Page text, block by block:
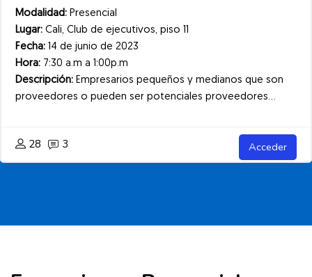
Modalidad: Presencial
Lugar: Cali, Club de ejecutivos, piso 11
Fecha: 14 de junio de 2023
Hora: 7:30 a.m a 1:00p.m
Descripción: Empresarios pequeños y medianos que son
proveedores o pueden ser potenciales proveedores...
28 3 Acceder